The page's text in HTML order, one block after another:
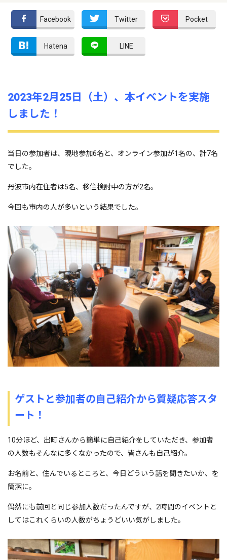
Facebook Twitter Pocket
Hatena LINE
2023年2月25日（土）、本イベントを実施
しました！
当日の参加者は、現地参加6名と、オンライン参加が1名の、計7名
でした。
丹波市内在住者は5名、移住検討中の方が2名。
今回も市内の人が多いという結果でした。
ゲストと参加者の自己紹介から質疑応答スタ
ート！
10分ほど、出町さんから簡単に自己紹介をしていただき、参加者
の人数もそんなに多くなかったので、皆さんも自己紹介。
お名前と、住んでいるところと、今日どういう話を聞きたいか、を
簡潔に。
偶然にも前回と同じ参加人数だったんですが、2時間のイベントと
してはこれくらいの人数がちょうどいい気がしました。